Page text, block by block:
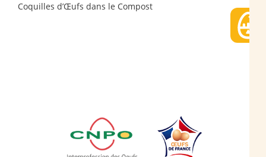
Coquilles d’Œufs dans le Compost